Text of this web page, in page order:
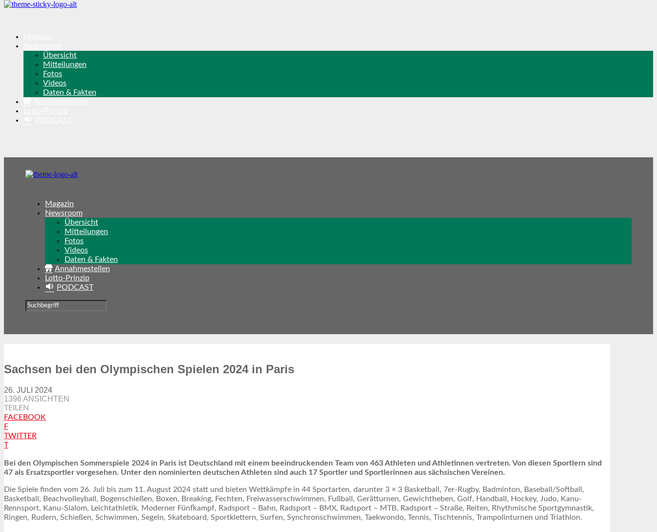
Übersicht
Mitteilungen
Fotos
Videos
Daten & Fakten
Magazin
Newsroom
Übersicht
Mitteilungen
Fotos
Videos
Daten & Fakten
Annahmestellen
Lotto-Prinzip
PODCAST
Sachsen bei den Olympischen Spielen 2024 in Paris
26. JULI 2024
1396 ANSICHTEN
TEILEN
FACEBOOK
F
TWITTER
T
Bei den Olympischen Sommerspiele 2024 in Paris ist Deutschland mit einem beeindruckenden Team von 463 Athleten und Athletinnen vertreten. Von diesen Sportlern sind
47 als Ersatzsportler vorgesehen. Unter den nominierten deutschen Athleten sind auch 17 Sportler und Sportlerinnen aus sächsischen Vereinen.
Die Spiele finden vom 26. Juli bis zum 11. August 2024 statt und bieten Wettkämpfe in 44 Sportarten, darunter 3 × 3 Basketball, 7er-Rugby, Badminton, Baseball/Softball,
Basketball, Beachvolleyball, Bogenschießen, Boxen, Breaking, Fechten, Freiwasserschwimmen, Fußball, Gerätturnen, Gewichtheben, Golf, Handball, Hockey, Judo, Kanu-
Rennsport, Kanu-Slalom, Leichtathletik, Moderner Fünfkampf, Radsport – Bahn, Radsport – BMX, Radsport – MTB, Radsport – Straße, Reiten, Rhythmische Sportgymnastik,
Ringen, Rudern, Schießen, Schwimmen, Segeln, Skateboard, Sportklettern, Surfen, Synchronschwimmen, Taekwondo, Tennis, Tischtennis, Trampolinturnen und Triathlon.